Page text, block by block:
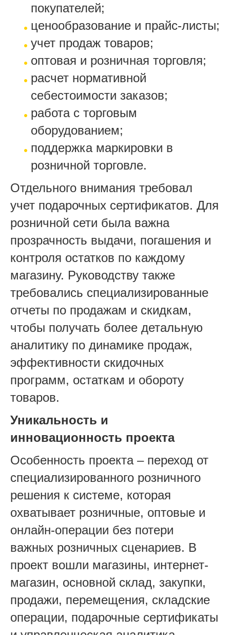
покупателей;
ценообразование и прайс-листы;
учет продаж товаров;
оптовая и розничная торговля;
расчет нормативной
себестоимости заказов;
работа с торговым
оборудованием;
поддержка маркировки в
розничной торговле.
Отдельного внимания требовал
учет подарочных сертификатов. Для
розничной сети была важна
прозрачность выдачи, погашения и
контроля остатков по каждому
магазину. Руководству также
требовались специализированные
отчеты по продажам и скидкам,
чтобы получать более детальную
аналитику по динамике продаж,
эффективности скидочных
программ, остаткам и обороту
товаров.
Уникальность и
инновационность проекта
Особенность проекта – переход от
специализированного розничного
решения к системе, которая
охватывает розничные, оптовые и
онлайн-операции без потери
важных розничных сценариев. В
проект вошли магазины, интернет-
магазин, основной склад, закупки,
продажи, перемещения, складские
операции, подарочные сертификаты